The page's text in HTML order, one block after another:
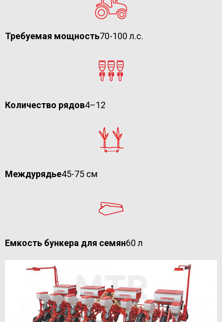
Требуемая мощность70-100 л.с.
Количество рядов4–12
Междурядье45-75 см
Емкость бункера для семян60 л